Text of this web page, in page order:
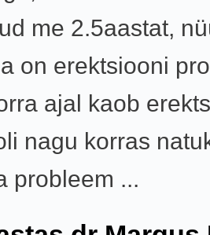
me 2.5aastat,
on erektsiooni
ajal kaob
nagu korras
probleem ...